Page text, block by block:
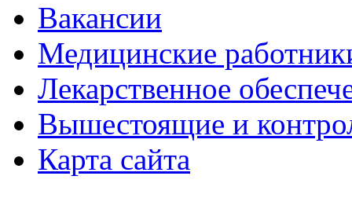
Вакансии
Медицинские
Лекарственное
Вышестоящие и
Карта сайта